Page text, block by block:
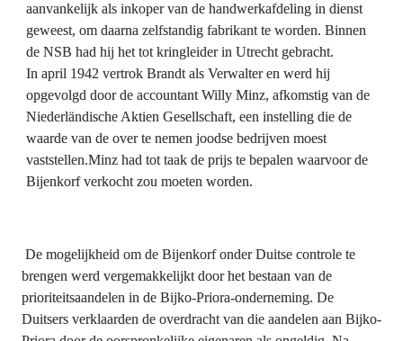
aanvankelijk als inkoper van de handwerkafdeling in dienst
geweest, om daarna zelfstandig fabrikant te worden. Binnen
de NSB had hij het tot kringleider in Utrecht gebracht.
In april 1942 vertrok Brandt als Verwalter en werd hij
opgevolgd door de accountant Willy Minz, afkomstig van de
Niederländische Aktien Gesellschaft, een instelling die de
waarde van de over te nemen joodse bedrijven moest
vaststellen.Minz had tot taak de prijs te bepalen waarvoor de
Bijenkorf verkocht zou moeten worden.
brengen werd vergemakkelijkt door het bestaan van de
prioriteitsaandelen in de Bijko-Priora-onderneming. De
Duitsers verklaarden de overdracht van die aandelen aan Bijko-